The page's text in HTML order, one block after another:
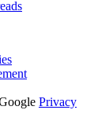
Privacy